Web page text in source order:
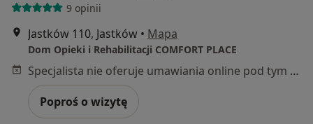
9 opinii
Jastków 110, Jastków • Mapa
Dom Opieki i Rehabilitacji COMFORT PLACE
Specjalista nie oferuje umawiania online pod tym adresem.
Poproś o wizytę